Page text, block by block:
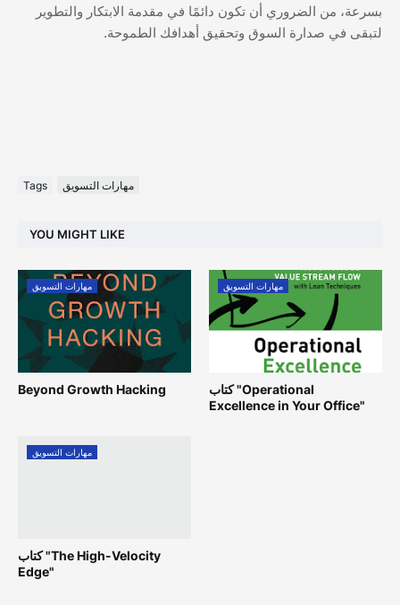
بسرعة، من الضروري أن تكون دائمًا في مقدمة الابتكار والتطوير
لتبقى في صدارة السوق وتحقيق أهدافك الطموحة.
Tags مهارات التسويق
YOU MIGHT LIKE
مهارات التسويق
Beyond Growth Hacking
مهارات التسويق
كتاب "Operational
Excellence in Your Office"
مهارات التسويق
كتاب "The High-Velocity
Edge"